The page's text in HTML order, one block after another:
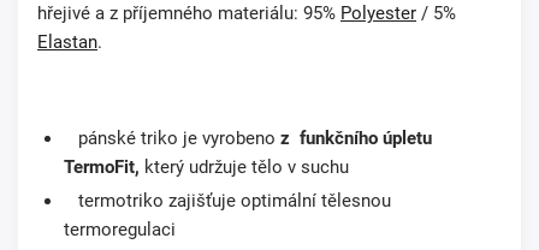
hřejivé a z příjemného materiálu: 95% Polyester / 5%
Elastan.
pánské triko je vyrobeno z funkčního úpletu
TermoFit, který udržuje tělo v suchu
termotriko zajišťuje optimální tělesnou
termoregulaci